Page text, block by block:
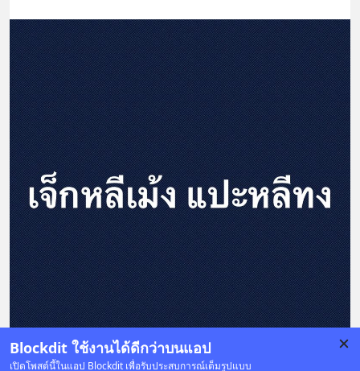
Blockdit ใช้งานได้ดีกว่าบนแอป
เปิดโพสต์นี้ในแอป Blockdit เพื่อรับประสบการณ์เต็มรูปแบบ